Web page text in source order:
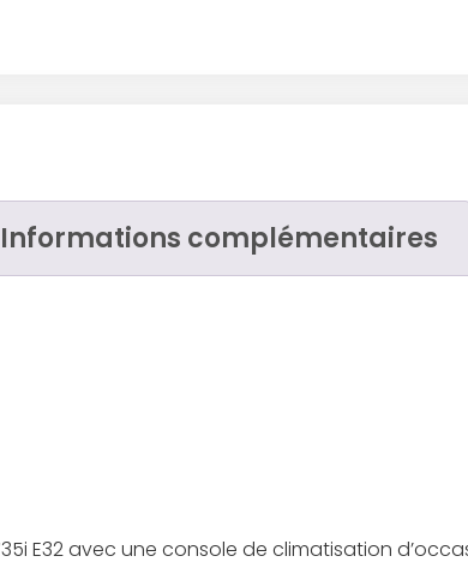
Informations complémentaires
E32 avec une console de climatisation